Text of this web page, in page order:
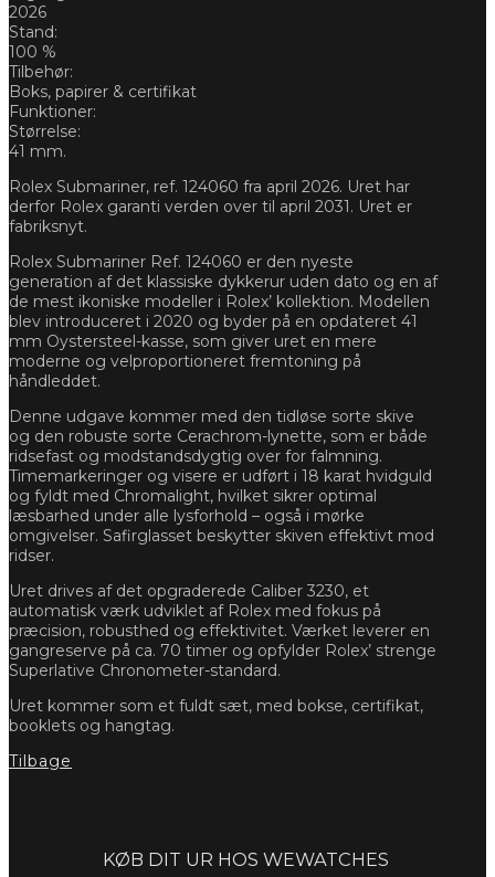
2026
Stand:
100 %
Tilbehør:
Boks, papirer & certifikat
Funktioner:
Størrelse:
41 mm.
Rolex Submariner, ref. 124060 fra april 2026. Uret har
derfor Rolex garanti verden over til april 2031. Uret er
fabriksnyt.
Rolex Submariner Ref. 124060 er den nyeste
generation af det klassiske dykkerur uden dato og en af
de mest ikoniske modeller i Rolex’ kollektion. Modellen
blev introduceret i 2020 og byder på en opdateret 41
mm Oystersteel-kasse, som giver uret en mere
moderne og velproportioneret fremtoning på
håndleddet.
Denne udgave kommer med den tidløse sorte skive
og den robuste sorte Cerachrom-lynette, som er både
ridsefast og modstandsdygtig over for falmning.
Timemarkeringer og visere er udført i 18 karat hvidguld
og fyldt med Chromalight, hvilket sikrer optimal
læsbarhed under alle lysforhold – også i mørke
omgivelser. Safirglasset beskytter skiven effektivt mod
ridser.
Uret drives af det opgraderede Caliber 3230, et
automatisk værk udviklet af Rolex med fokus på
præcision, robusthed og effektivitet. Værket leverer en
gangreserve på ca. 70 timer og opfylder Rolex’ strenge
Superlative Chronometer-standard.
Uret kommer som et fuldt sæt, med bokse, certifikat,
booklets og hangtag.
Tilbage
KØB DIT UR HOS WEWATCHES